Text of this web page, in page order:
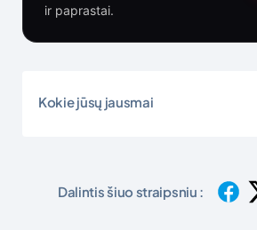
ir paprastai.
Kokie jūsų jausmai
Dalintis šiuo straipsniu :